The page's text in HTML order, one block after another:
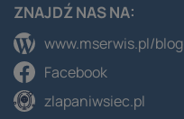
ZNAJDŹ NAS NA:
www.mserwis.pl/blog
Facebook
zlapaniwsiec.pl